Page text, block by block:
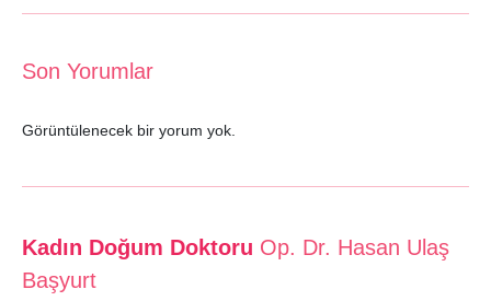
Son Yorumlar
Görüntülenecek bir yorum yok.
Kadın Doğum Doktoru Op. Dr. Hasan Ulaş
Başyurt